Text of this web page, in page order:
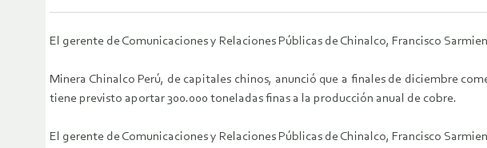
El gerente de Comunicaciones y Relaciones Públicas de Chinalco, Francisco
Minera Chinalco Perú, de capitales chinos, anunció que a finales de diciembre
tiene previsto aportar 300.000 toneladas finas a la producción anual de cobre.
El gerente de Comunicaciones y Relaciones Públicas de Chinalco, Francisco